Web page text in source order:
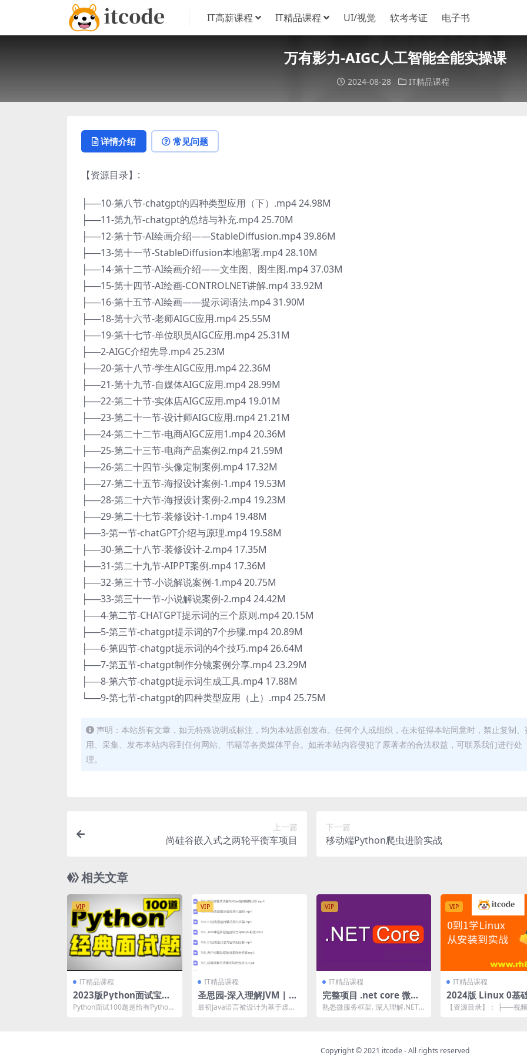
IT高薪课程 IT精品课程 UI/视觉 软考考证 电子书
万有影力-AIGC人工智能全能实操课
2024-08-28 IT精品课程
详情介绍 常见问题
【资源目录】:
├──10-第八节-chatgpt的四种类型应用（下）.mp4 24.98M
├──11-第九节-chatgpt的总结与补充.mp4 25.70M
├──12-第十节-AI绘画介绍——StableDiffusion.mp4 39.86M
├──13-第十一节-StableDiffusion本地部署.mp4 28.10M
├──14-第十二节-AI绘画介绍——文生图、图生图.mp4 37.03M
├──15-第十四节-AI绘画-CONTROLNET讲解.mp4 33.92M
├──16-第十五节-AI绘画——提示词语法.mp4 31.90M
├──18-第十六节-老师AIGC应用.mp4 25.55M
├──19-第十七节-单位职员AIGC应用.mp4 25.31M
├──2-AIGC介绍先导.mp4 25.23M
├──20-第十八节-学生AIGC应用.mp4 22.36M
├──21-第十九节-自媒体AIGC应用.mp4 28.99M
├──22-第二十节-实体店AIGC应用.mp4 19.01M
├──23-第二十一节-设计师AIGC应用.mp4 21.21M
├──24-第二十二节-电商AIGC应用1.mp4 20.36M
├──25-第二十三节-电商产品案例2.mp4 21.59M
├──26-第二十四节-头像定制案例.mp4 17.32M
├──27-第二十五节-海报设计案例-1.mp4 19.53M
├──28-第二十六节-海报设计案例-2.mp4 19.23M
├──29-第二十七节-装修设计-1.mp4 19.48M
├──3-第一节-chatGPT介绍与原理.mp4 19.58M
├──30-第二十八节-装修设计-2.mp4 17.35M
├──31-第二十九节-AIPPT案例.mp4 17.36M
├──32-第三十节-小说解说案例-1.mp4 20.75M
├──33-第三十一节-小说解说案例-2.mp4 24.42M
├──4-第二节-CHATGPT提示词的三个原则.mp4 20.15M
├──5-第三节-chatgpt提示词的7个步骤.mp4 20.89M
├──6-第四节-chatgpt提示词的4个技巧.mp4 26.64M
├──7-第五节-chatgpt制作分镜案例分享.mp4 23.29M
├──8-第六节-chatgpt提示词生成工具.mp4 17.88M
└──9-第七节-chatgpt的四种类型应用（上）.mp4 25.75M
声明：本站所有文章，如无特殊说明或标注，均为本站原创发布。任何个人或组织，在未征得本站同意时，禁止复制、
用、采集、发布本站内容到任何网站、书籍等各类媒体平台。如若本站内容侵犯了原著者的合法权益，可联系我们进行处
理。
上一篇
尚硅谷嵌入式之两轮平衡车项目
下一篇
移动端Python爬虫进阶实战
相关文章
VIP
IT精品课程
2023版Python面试宝典
Python面试核心必考100
Python面试100题是给有Python
VIP
IT精品课程
圣思园-深入理解JVM | 完
结
最初Java语言被设计为基于虚拟
VIP
IT精品课程
完整项目 .net core 微服
务项目实战 | 完结
熟悉微服务框架. 深入理解.NET C
VIP
IT精品课程
2024版 Linux 0基
手（安装部署+项目
【资源目录】： ├──视
Copyright © 2021 itcode- All rights reserved